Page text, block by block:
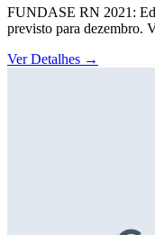
FUNDASE RN 2021:
previsto para dezembro.
Ver Detalhes →